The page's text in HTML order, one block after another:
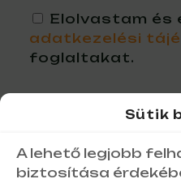
Sütik
A lehető legjobb
biztosítása
Elolvastam és
adatkezelési
foglaltakat.
Impresszum ●